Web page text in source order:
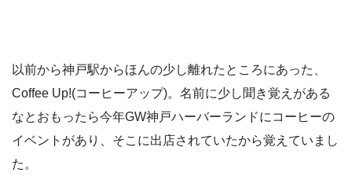
以前から神戸駅からほんの少し離れたところにあった、
Coffee Up!(コーヒーアップ)。名前に少し聞き覚えがある
なとおもったら今年GW神戸ハーバーランドにコーヒーの
イベントがあり、そこに出店されていたから覚えていまし
た。